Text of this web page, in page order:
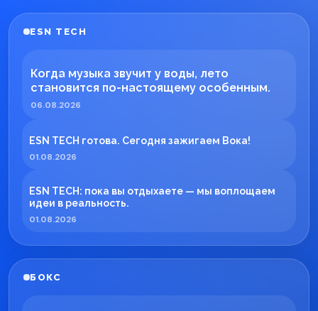
ESN TECH
Когда музыка звучит у воды, лето
становится по-настоящему особенным.
06.08.2026
ESN TECH готова. Сегодня зажигаем Вока!
01.08.2026
ESN TECH: пока вы отдыхаете — мы воплощаем
идеи в реальность.
01.08.2026
БОКС